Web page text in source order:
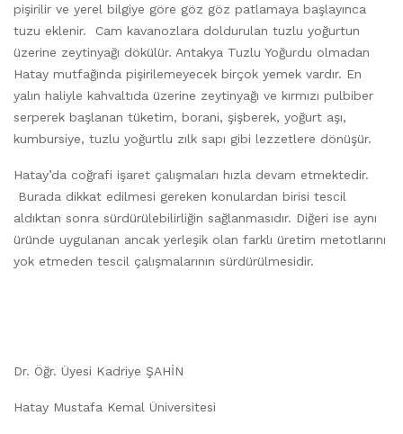
pişirilir ve yerel bilgiye göre göz göz patlamaya başlayınca
tuzu eklenir. Cam kavanozlara doldurulan tuzlu yoğurtun
üzerine zeytinyağı dökülür. Antakya Tuzlu Yoğurdu olmadan
Hatay mutfağında pişirilemeyecek birçok yemek vardır. En
yalın haliyle kahvaltıda üzerine zeytinyağı ve kırmızı pulbiber
serperek başlanan tüketim, borani, şişberek, yoğurt aşı,
kumbursiye, tuzlu yoğurtlu zılk sapı gibi lezzetlere dönüşür.
Hatay’da coğrafi işaret çalışmaları hızla devam etmektedir.
Burada dikkat edilmesi gereken konulardan birisi tescil
aldıktan sonra sürdürülebilirliğin sağlanmasıdır. Diğeri ise aynı
üründe uygulanan ancak yerleşik olan farklı üretim metotlarını
yok etmeden tescil çalışmalarının sürdürülmesidir.
Dr. Öğr. Üyesi Kadriye ŞAHİN
Hatay Mustafa Kemal Üniversitesi